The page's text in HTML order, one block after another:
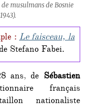
musulmans de Bosnie
: Le faisceau, la
Stefano Fabei.
ans, de Sébastien
français
nationaliste